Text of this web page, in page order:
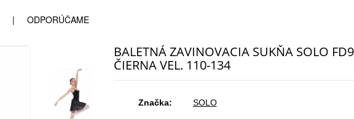
ODPORÚČAME
BALETNÁ ZAVINOVACIA SUKŇA SOLO
ČIERNA VEL. 110-134
Značka: SOLO